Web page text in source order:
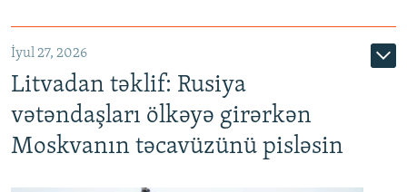
İyul 27, 2026
Litvadan təklif: Rusiya
vətəndaşları ölkəyə girərkən
Moskvanın təcavüzünü pisləsin